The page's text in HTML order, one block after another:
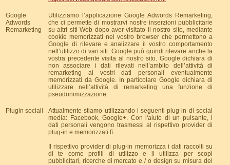
Google
Adwords
Remarketing
Utilizziamo l’applicazione Google Adwords Remarketing,
che ci permette di mostrarvi nostre inserzioni pubblicitarie
su altri siti Web dopo aver visitato il nostro sito, mediante
cookie memorizzati nel vostro browser che permettono a
Google di rilevare e analizzare il vostro comportamento
nell’utilizzo di vari siti. Google può quindi rilevare anche la
vostra precedente visita al nostro sito. Google dichiara di
non associare i dati rilevati nell’ambito dell’attività di
remarketing ai vostri dati personali eventualmente
memorizzati da Google. In particolare Google dichiara di
utilizzare nell’attività di remarketing una funzione di
pseudonimizzazione.
Plugin sociali
Attualmente stiamo utilizzando i seguenti plug-in di social
media: Facebook, Google+. Con l'aiuto di un pulsante, i
dati personali vengono trasmessi al rispettivo provider di
plug-in e memorizzati lì.
Il rispettivo provider di plug-in memorizza i dati raccolti su
di te come profili di utilizzo e li utilizza per scopi
pubblicitari, ricerche di mercato e / o design su misura del